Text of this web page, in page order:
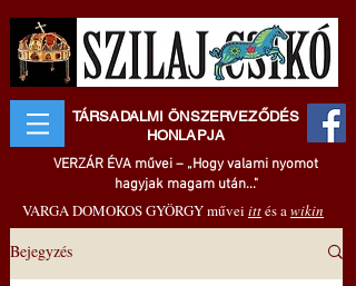
TÁRSADALMI ÖNSZERVEZŐDÉS
HONLAPJA
VERZÁR ÉVA művei – „Hogy valami nyomot
hagyjak magam után..."
VARGA DOMOKOS GYÖRGY művei ittés awikin
Bejegyzés